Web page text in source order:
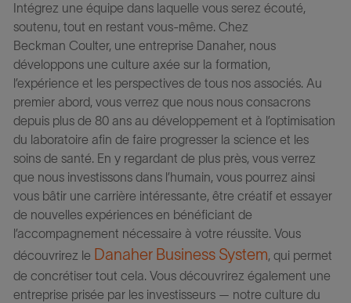
Intégrez une équipe dans laquelle vous serez écouté,
soutenu, tout en restant vous-même. Chez
Beckman Coulter, une entreprise Danaher, nous
développons une culture axée sur la formation,
l’expérience et les perspectives de tous nos associés. Au
premier abord, vous verrez que nous nous consacrons
depuis plus de 80 ans au développement et à l’optimisation
du laboratoire afin de faire progresser la science et les
soins de santé. En y regardant de plus près, vous verrez
que nous investissons dans l’humain, vous pourrez ainsi
vous bâtir une carrière intéressante, être créatif et essayer
de nouvelles expériences en bénéficiant de
l’accompagnement nécessaire à votre réussite. Vous
découvrirez le Danaher Business System, qui permet
de concrétiser tout cela. Vous découvrirez également une
entreprise prisée par les investisseurs — notre culture du